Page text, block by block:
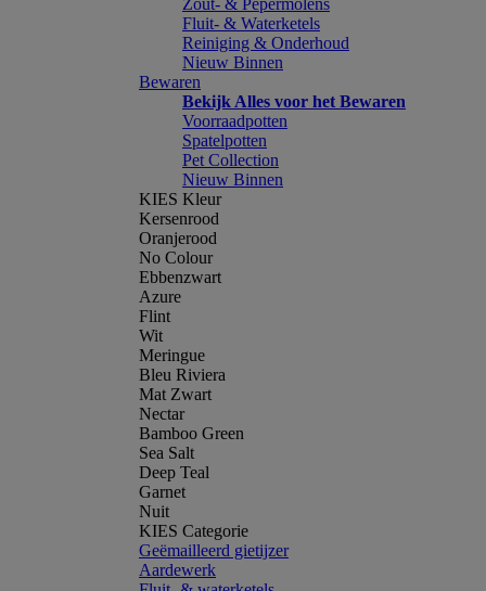
Zout- & Pepermolens
Fluit- & Waterketels
Reiniging & Onderhoud
Nieuw Binnen
Bewaren
Bekijk Alles voor het Bewaren
Voorraadpotten
Spatelpotten
Pet Collection
Nieuw Binnen
KIES Kleur
Kersenrood
Oranjerood
No Colour
Ebbenzwart
Azure
Flint
Wit
Meringue
Bleu Riviera
Mat Zwart
Nectar
Bamboo Green
Sea Salt
Deep Teal
Garnet
Nuit
KIES Categorie
Geëmailleerd gietijzer
Aardewerk